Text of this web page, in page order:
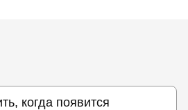
когда появится